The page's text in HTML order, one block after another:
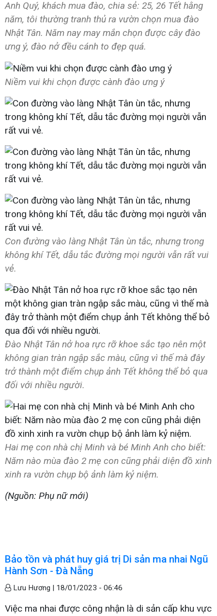
Anh Quý, khách mua đào, chia sẻ: 25, 26 Tết hằng
năm, tôi thường tranh thủ ra vườn chọn mua đào
Nhật Tân. Năm nay may mắn chọn được cây đào
ưng ý, đào nở đều cánh to đẹp quá.
Niềm vui khi chọn được cành đào ưng ý
Con đường vào làng Nhật Tân ùn tắc, nhưng trong
không khí Tết, dẫu tắc đường mọi người vẫn rất vui
vẻ.
Đào Nhật Tân nở hoa rực rỡ khoe sắc tạo nên một
không gian tràn ngập sắc màu, cũng vì thế mà đây
trở thành một điểm chụp ảnh Tết không thể bỏ qua
đối với nhiều người.
Hai mẹ con nhà chị Minh và bé Minh Anh cho biết:
Năm nào mùa đào 2 mẹ con cũng phải diện đồ xinh
xinh ra vườn chụp bộ ảnh làm kỷ niệm.
(Nguồn: Phụ nữ mới)
Bảo tồn và phát huy giá trị Di sản ma nhai Ngũ
Hành Sơn - Đà Nẵng
Lưu Hương | 18/01/2023 - 06:46
Việc ma nhai được công nhận là di sản cấp khu vực